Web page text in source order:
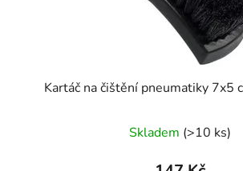
Kartáč na čištění pneumatiky 7x5
hodnocení
produktu
Skladem (>10 ks)